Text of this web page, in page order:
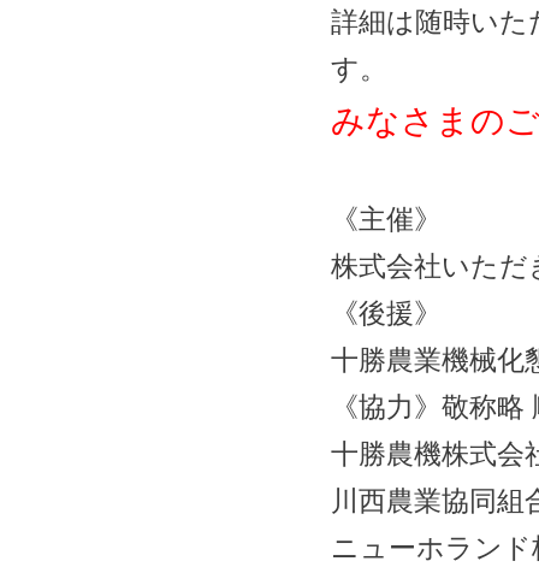
詳細は随時い
す。
みなさまの
《主催》
株式会社いただ
《後援》
十勝農業機械
《協力》敬称略
十勝農機株式
川西農業協同
ニューホラン